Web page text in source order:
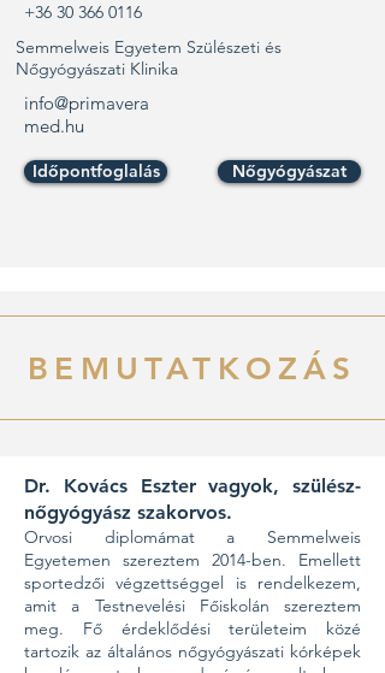
+36 30 366 0116
Semmelweis Egyetem Szülészeti és
Nőgyógyászati Klinika
info@primavera
med.hu
Időpontfoglalás Nőgyógyászat
BEMUTATKOZÁS
Dr. Kovács Eszter vagyok, szülész-
nőgyógyász szakorvos.
Orvosi diplomámat a Semmelweis
Egyetemen szereztem 2014-ben. Emellett
sportedzői végzettséggel is rendelkezem,
amit a Testnevelési Főiskolán szereztem
meg. Fő érdeklődési területeim közé
tartozik az általános nőgyógyászati kórképek